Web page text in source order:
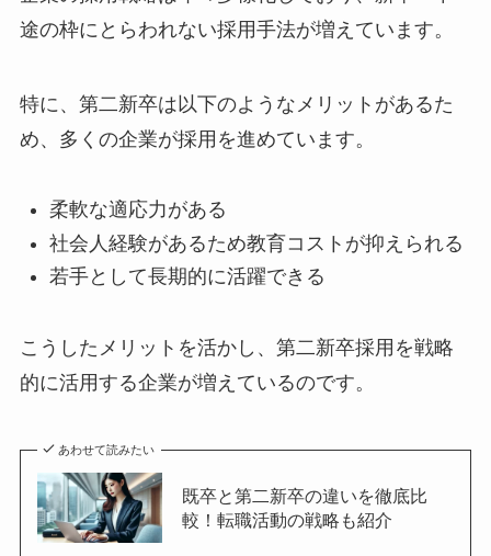
途の枠にとらわれない採用手法が増えています。
特に、第二新卒は以下のようなメリットがあるた
め、多くの企業が採用を進めています。
柔軟な適応力がある
社会人経験があるため教育コストが抑えられる
若手として長期的に活躍できる
こうしたメリットを活かし、第二新卒採用を戦略
的に活用する企業が増えているのです。
あわせて読みたい
既卒と第二新卒の違いを徹底比
較！転職活動の戦略も紹介